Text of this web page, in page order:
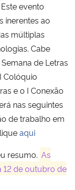
evento
inerentes ao
múltiplas
Cabe
de Letras
Colóquio
e o I Conexão
nas seguintes
de trabalho em
aqui
resumo. As
12 de outubro de